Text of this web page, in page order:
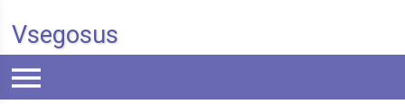
Vsegosus